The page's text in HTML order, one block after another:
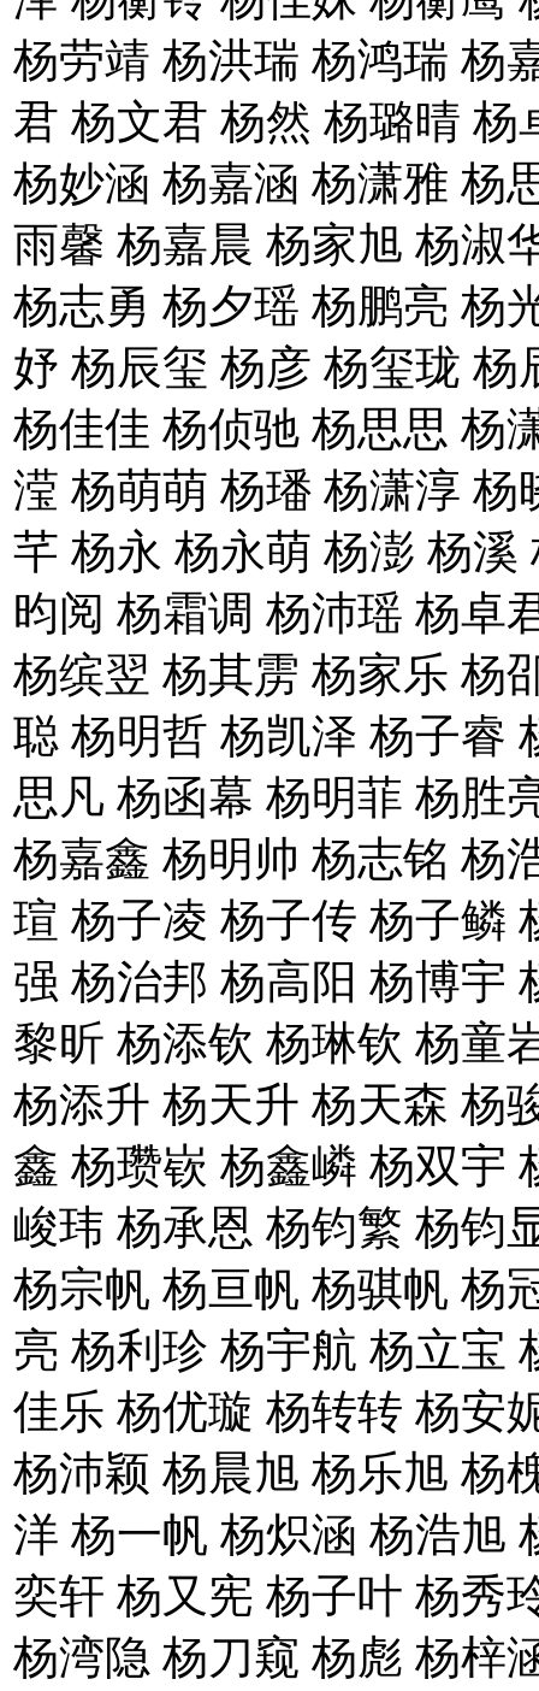
杨劳靖 杨洪瑞 杨鸿瑞 杨
君 杨文君 杨然 杨璐晴
杨妙涵 杨嘉涵 杨潇雅 杨
雨馨 杨嘉晨 杨家旭 杨淑
杨志勇 杨夕瑶 杨鹏亮 杨
妤 杨辰玺 杨彦 杨玺珑
杨佳佳 杨侦驰 杨思思 杨
滢 杨萌萌 杨璠 杨潇淳
芊 杨永 杨永萌 杨澎 杨
昀阅 杨霜调 杨沛瑶 杨卓
杨缤翌 杨其雳 杨家乐 杨
聪 杨明哲 杨凯泽 杨子睿
思凡 杨函幕 杨明菲 杨胜
杨嘉鑫 杨明帅 杨志铭 杨
瑄 杨子凌 杨子传 杨子鳞
强 杨治邦 杨高阳 杨博宇
黎昕 杨添钦 杨琳钦 杨童
杨添升 杨天升 杨天森 杨
鑫 杨瓒嵚 杨鑫嶙 杨双宇
峻玮 杨承恩 杨钧繁 杨钧
杨宗帆 杨亘帆 杨骐帆 杨
亮 杨利珍 杨宇航 杨立宝
佳乐 杨优璇 杨转转 杨安
杨沛颖 杨晨旭 杨乐旭 杨
洋 杨一帆 杨炽涵 杨浩旭
奕轩 杨又宪 杨子叶 杨秀
杨湾隐 杨刀窥 杨彪 杨梓